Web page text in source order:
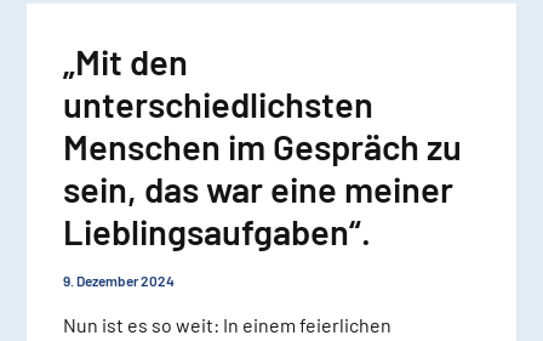
„Mit den
unterschiedlichsten
Menschen im Gespräch zu
sein, das war eine meiner
Lieblingsaufgaben“.
9. Dezember 2024
Nun ist es so weit: In einem feierlichen